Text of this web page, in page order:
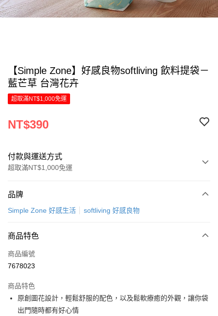
【Simple Zone】好感良物softliving 飲料提袋－
藍芒草 台灣花卉
超取滿NT$1,000免運
NT$390
付款與運送方式
超取滿NT$1,000免運
信用卡一次付款
Apple Pay
街口支付
Google Pay
全盈+PAY
品牌
Simple Zone 好感生活 softliving 好感良物
商品特色
商品編號
7678023
商品特色
原創圖花設計，輕鬆舒服的配色，以及鬆軟療癒的外觀，讓你袋
出門隨時都有好心情